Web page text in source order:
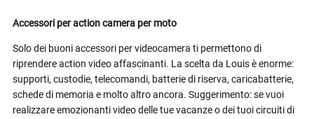
Accessori per action camera per moto
Solo dei buoni accessori per videocamera ti permettono di
riprendere action video affascinanti. La scelta da Louis è enorme:
supporti, custodie, telecomandi, batterie di riserva, caricabatterie,
schede di memoria e molto altro ancora. Suggerimento: se vuoi
realizzare emozionanti video delle tue vacanze o dei tuoi circuiti di